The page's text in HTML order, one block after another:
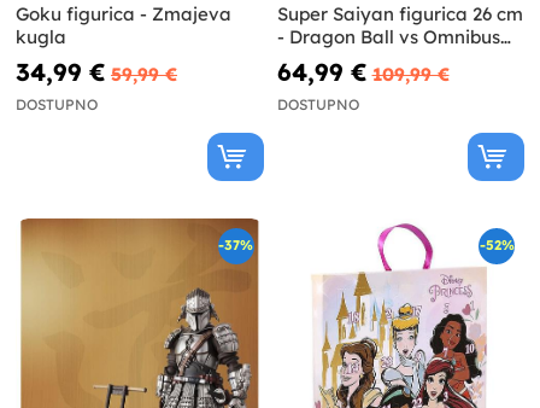
Goku figurica - Zmajeva
kugla
34,99 € 59,99 €
DOSTUPNO
Super Saiyan figurica 26 cm
- Dragon Ball vs Omnibus
Super
64,99 € 109,99 €
DOSTUPNO
-37% -52%